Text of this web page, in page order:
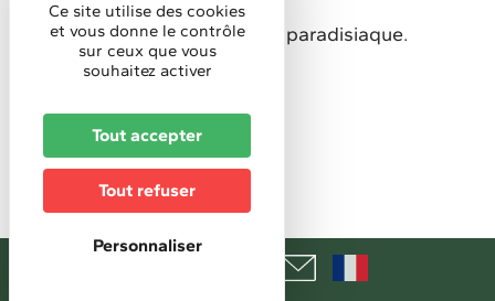
Découverte libre d'un jardin paradisiaque.
Chiens non admis.
Horaires
Horaires d'accueil :
8h30 - 18h30
Ce site utilise des cookies
et vous donne le contrôle
sur ceux que vous
souhaitez activer
Tout accepter
Tout refuser
Personnaliser